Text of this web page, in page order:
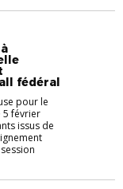
fédéral
pour le
5 février
issus de